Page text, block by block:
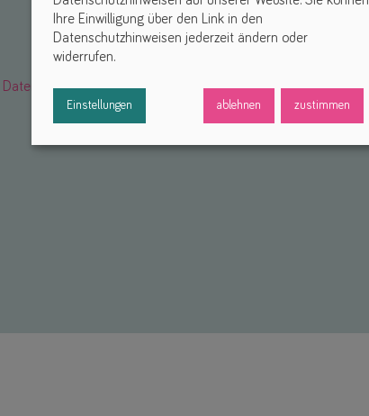
Datenschutzerklärung. *
Ihre Einwilligung über den Link in den
Datenschutzhinweisen jederzeit ändern oder
widerrufen.
Einstellungen ablehnen zustimmen